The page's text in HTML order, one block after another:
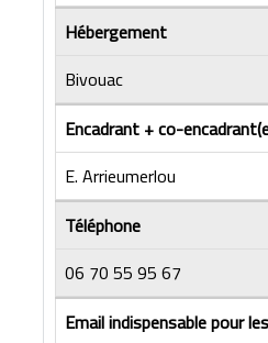
Hébergement
Bivouac
Encadrant + co-
E. Arrieumerlou
Téléphone
06 70 55 95 67
Email indispensable pour